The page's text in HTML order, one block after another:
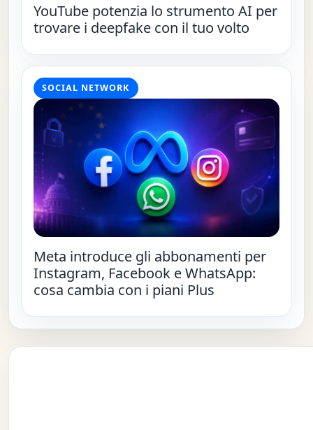
YouTube potenzia lo strumento AI per
trovare i deepfake con il tuo volto
SOCIAL NETWORK
Meta introduce gli abbonamenti per
Instagram, Facebook e WhatsApp:
cosa cambia con i piani Plus